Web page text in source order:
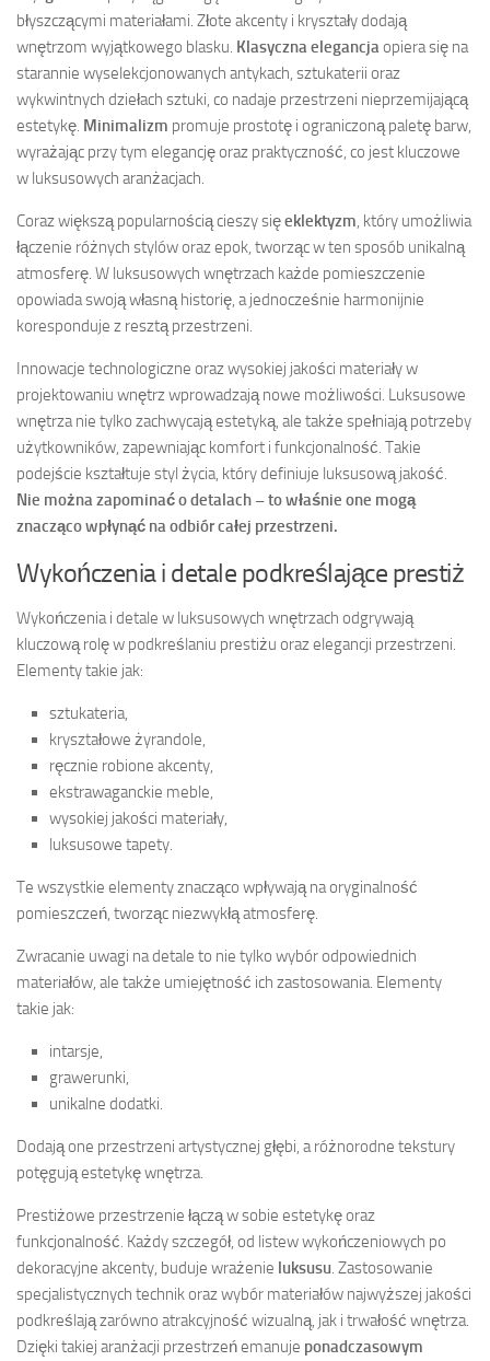
błyszczącymi materiałami. Złote akcenty i kryształy dodają
wnętrzom wyjątkowego blasku. Klasyczna elegancjaopiera się na
starannie wyselekcjonowanych antykach, sztukaterii oraz
wykwintnych dziełach sztuki, co nadaje przestrzeni nieprzemijającą
estetykę. Minimalizm promuje prostotę i ograniczoną paletę barw,
wyrażając przy tym elegancję oraz praktyczność, co jest kluczowe
w luksusowych aranżacjach.
Coraz większą popularnością cieszy sięeklektyzm, który umożliwia
łączenie różnych stylów oraz epok, tworząc w ten sposób unikalną
atmosferę. W luksusowych wnętrzach każde pomieszczenie
opowiada swoją własną historię, a jednocześnie harmonijnie
koresponduje z resztą przestrzeni.
Innowacje technologiczne oraz wysokiej jakości materiały w
projektowaniu wnętrz wprowadzają nowe możliwości. Luksusowe
wnętrza nie tylko zachwycają estetyką, ale także spełniają potrzeby
użytkowników, zapewniając komfort i funkcjonalność. Takie
podejście kształtuje styl życia, który definiuje luksusową jakość.
Nie można zapominać o detalach – to właśnie one mogą
znacząco wpłynąć na odbiór całej przestrzeni.
Wykończenia i detale podkreślające prestiż
Wykończenia i detale w luksusowych wnętrzach odgrywają
kluczową rolę w podkreślaniu prestiżu oraz elegancji przestrzeni.
Elementy takie jak:
sztukateria,
kryształowe żyrandole,
ręcznie robione akcenty,
ekstrawaganckie meble,
wysokiej jakości materiały,
luksusowe tapety.
Te wszystkie elementy znacząco wpływają na oryginalność
pomieszczeń, tworząc niezwykłą atmosferę.
Zwracanie uwagi na detale to nie tylko wybór odpowiednich
materiałów, ale także umiejętność ich zastosowania. Elementy
takie jak:
intarsje,
grawerunki,
unikalne dodatki.
Dodają one przestrzeni artystycznej głębi, a różnorodne tekstury
potęgują estetykę wnętrza.
Prestiżowe przestrzenie łączą w sobie estetykę oraz
funkcjonalność. Każdy szczegół, od listew wykończeniowych po
dekoracyjne akcenty, buduje wrażenie luksusu. Zastosowanie
specjalistycznych technik oraz wybór materiałów najwyższej jakości
podkreślają zarówno atrakcyjność wizualną, jak i trwałość wnętrza.
Dzięki takiej aranżacji przestrzeń emanuje ponadczasowym